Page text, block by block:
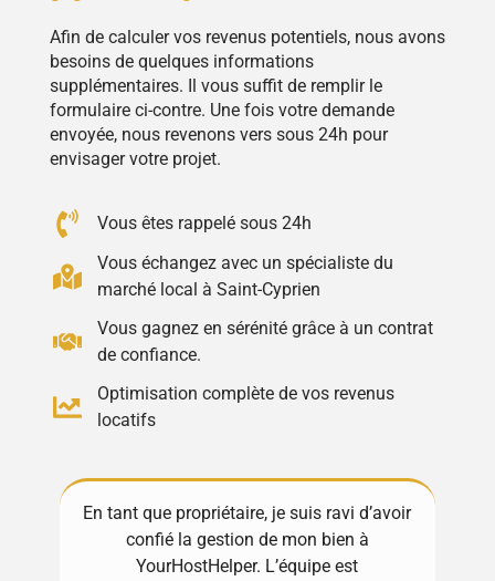
Afin de calculer vos revenus potentiels, nous avons
besoins de quelques informations
supplémentaires. Il vous suffit de remplir le
formulaire ci-contre. Une fois votre demande
envoyée, nous revenons vers sous 24h pour
envisager votre projet.
Vous êtes rappelé sous 24h
Vous échangez avec un spécialiste du
marché local à Saint-Cyprien
Vous gagnez en sérénité grâce à un contrat
de confiance.
Optimisation complète de vos revenus
locatifs
En tant que propriétaire, je suis ravi d’avoir
confié la gestion de mon bien à
YourHostHelper. L’équipe est